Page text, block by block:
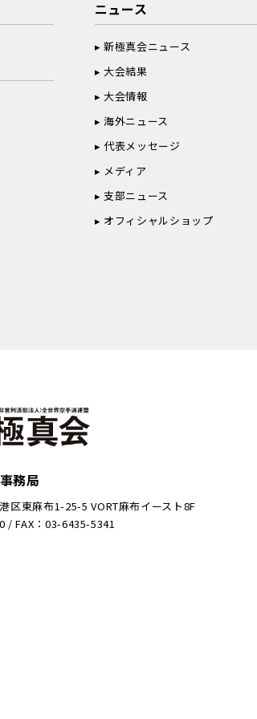
ニュース
新極真会ニュース
大会結果
大会情報
海外ニュース
代表メッセージ
メディア
支部ニュース
オフィシャルショップ
務局
区東麻布1-25-5 VORT麻布イースト8F
/ FAX：03-6435-5341